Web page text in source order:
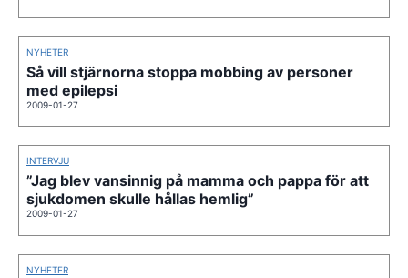
NYHETER
Så vill stjärnorna stoppa mobbing av personer
med epilepsi
2009-01-27
INTERVJU
”Jag blev vansinnig på mamma och pappa för att
sjukdomen skulle hållas hemlig”
2009-01-27
NYHETER